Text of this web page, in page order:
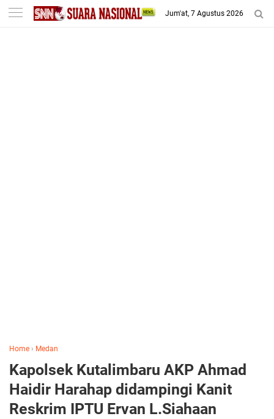
-->
Jum'at, 7 Agustus 2026
Home › Medan
Kapolsek Kutalimbaru AKP Ahmad
Haidir Harahap didampingi Kanit
Reskrim IPTU Ervan L.Siahaan